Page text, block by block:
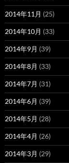
2014年11月 (25)
2014年10月 (33)
2014年9月 (39)
2014年8月 (33)
2014年7月 (31)
2014年6月 (39)
2014年5月 (28)
2014年4月 (26)
2014年3月 (29)